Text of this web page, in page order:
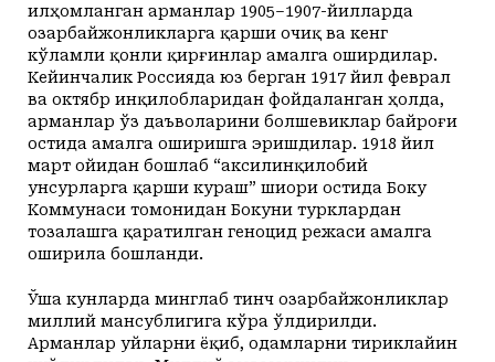
илҳомланган арманлар 1905–1907-йилларда
озарбайжонликларга қарши очиқ ва кенг
кўламли қонли қирғинлар амалга оширдилар.
Кейинчалик Россияда юз берган 1917 йил феврал
ва октябр инқилобларидан фойдаланган ҳолда,
арманлар ўз даъволарини болшевиклар байроғи
остида амалга оширишга эришдилар. 1918 йил
март ойидан бошлаб “аксилинқилобий
унсурларга қарши кураш” шиори остида Боку
Коммунаси томонидан Бокуни турклардан
тозалашга қаратилган геноцид режаси амалга
оширила бошланди.
Ўша кунларда минглаб тинч озарбайжонликлар
миллий мансублигига кўра ўлдирилди.
Арманлар уйларни ёқиб, одамларни тириклайин